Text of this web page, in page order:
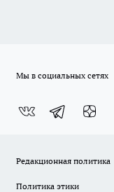
Мы в социальных сетях
Редакционная политика
Политика этики